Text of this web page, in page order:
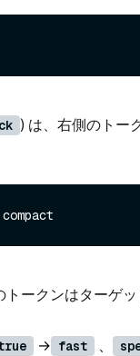
) は、右側のトー
ークンはターゲ
→ fast 、